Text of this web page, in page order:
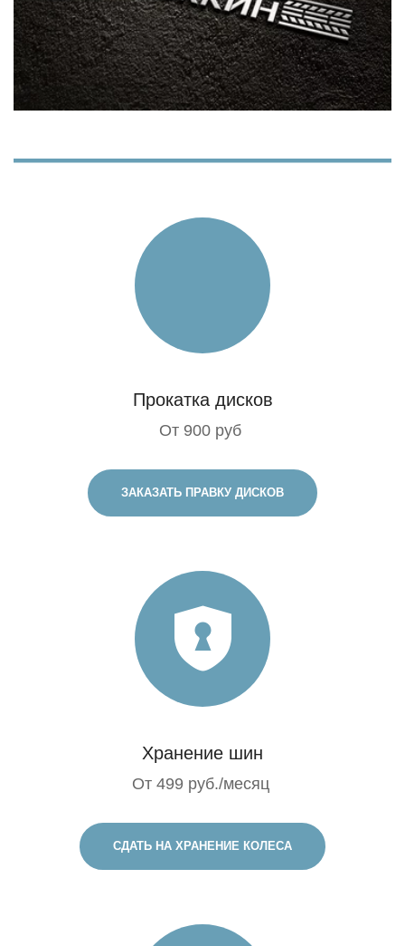
Прокатка дисков
От 900 руб
ЗАКАЗАТЬ ПРАВКУ ДИСКОВ
Хранение шин
От 499 руб./месяц
СДАТЬ НА ХРАНЕНИЕ КОЛЕСА